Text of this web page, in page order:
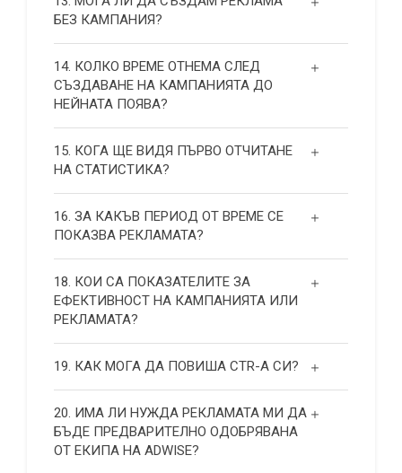
БЕЗ КАМПАНИЯ?
14. КОЛКО ВРЕМЕ ОТНЕМА СЛЕД
СЪЗДАВАНЕ НА КАМПАНИЯТА ДО
НЕЙНАТА ПОЯВА?
15. КОГА ЩЕ ВИДЯ ПЪРВО ОТЧИТАНЕ
НА СТАТИСТИКА?
16. ЗА КАКЪВ ПЕРИОД ОТ ВРЕМЕ СЕ
ПОКАЗВА РЕКЛАМАТА?
18. КОИ СА ПОКАЗАТЕЛИТЕ ЗА
ЕФЕКТИВНОСТ НА КАМПАНИЯТА ИЛИ
РЕКЛАМАТА?
19. КАК МОГА ДА ПОВИША СТR-А СИ?
20. ИМА ЛИ НУЖДА РЕКЛАМАТА МИ ДА
БЪДЕ ПРЕДВАРИТЕЛНО ОДОБРЯВАНА
ОТ ЕКИПА НА ADWISE?